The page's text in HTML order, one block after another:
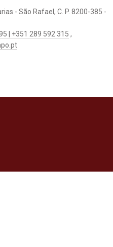
- São Rafael, C. P. 8200-385 -
| +351 289 592 315 ,